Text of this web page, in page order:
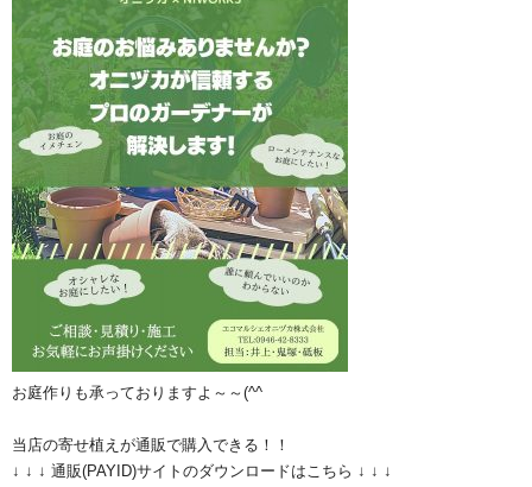
お庭作りも承っておりますよ～～(^^ゞ
当店の寄せ植えが通販で購入できる！！
↓ ↓ ↓ 通販(PAYID)サイトのダウンロードはこちら ↓ ↓ ↓